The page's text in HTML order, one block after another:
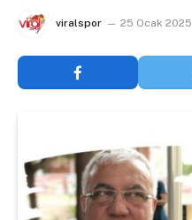
viralspor 25 Ocak 2025